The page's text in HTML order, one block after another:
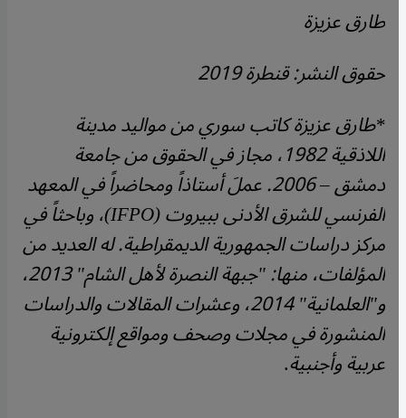
طارق عزيزة
حقوق النشر: قنطرة 2019
*طارق عزيزة كاتب سوري من مواليد مدينة
اللاذقية 1982، مجاز في الحقوق من جامعة
دمشق – 2006. عملَ أستاذاً ومحاضراً في المعهد
الفرنسي للشرق الأدنى ببيروت(IFPO) ، وباحثاً في
مركز دراسات الجمهورية الديمقراطية. له العديد من
المؤلفات، منها: "جبهة النصرة لأهل الشام" 2013،
و"العلمانية" 2014، وعشرات المقالات والدراسات
المنشورة في مجلات وصحف ومواقع إلكترونية
عربية وأجنبية.